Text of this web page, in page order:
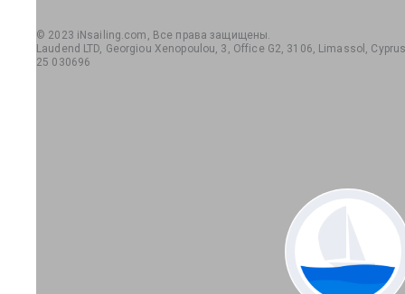
© 2023 iNsailing.com, Все права защищены.
Laudend LTD, Georgiou Xenopoulou, 3, Office G2, 3106, Limassol,
25 030696